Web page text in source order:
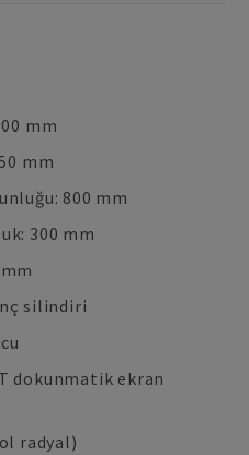
mm
mm
800 mm
300 mm
silindiri
dokunmatik ekran
radyal)